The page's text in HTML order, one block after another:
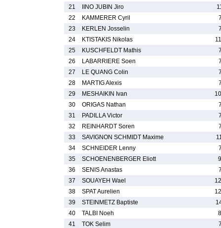
21
IINO JUBIN Jiro
22
KAMMERER Cyril
23
KERLEN Josselin
24
KTISTAKIS Nikolas
25
KUSCHFELDT Mathis
26
LABARRIERE Soen
27
LE QUANG Colin
28
MARTIG Alexis
29
MESHAIKIN Ivan
30
ORIGAS Nathan
31
PADILLA Victor
32
REINHARDT Soren
33
SAVIGNON SCHMIDT Maxime
34
SCHNEIDER Lenny
35
SCHOENENBERGER Eliott
36
SENIS Anastas
37
SOUAYEH Wael
38
SPAT Aurelien
39
STEINMETZ Baptiste
40
TALBI Noeh
41
TOK Selim